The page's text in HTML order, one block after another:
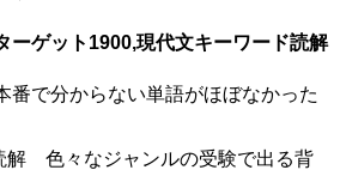
ーゲット1900,現代文キーワード読解
で分からない単語がほぼなかった
解 色々なジャンルの受験で出る背